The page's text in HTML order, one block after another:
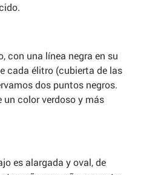
con una línea negra en su
cada élitro (cubierta de las
dos puntos negros.
un color verdoso y más
es alargada y oval, de